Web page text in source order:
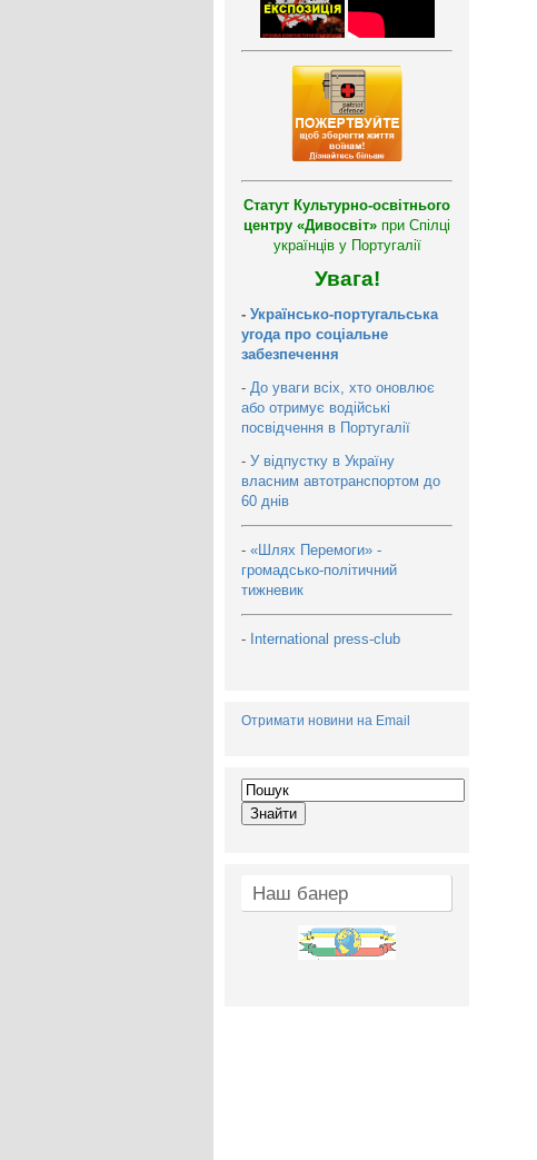
Статут Культурно-освітнього
центру «Дивосвіт» при Спілці
українців у Португалії
Увага!
- Українсько-португальська
угода про соціальне
забезпечення
- До уваги всіх, хто оновлює
або отримує водійські
посвідчення в Португалії
- У відпустку в Україну
власним автотранспортом до
60 днів
- «Шлях Перемоги» -
громадсько-політичний
тижневик
- International press-club
Отримати новини на Email
Наш банер